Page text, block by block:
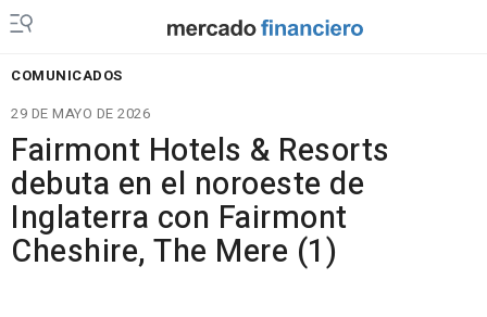
COMUNICADOS
29 DE MAYO DE 2026
Fairmont Hotels & Resorts
debuta en el noroeste de
Inglaterra con Fairmont
Cheshire, The Mere (1)